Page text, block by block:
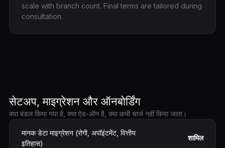
scale with branch count. Final terms are tailored during
consultation.
सेटअप, माइग्रेशन और ऑनबोर्डिंग
क्या बंडल किया गया है, क्या ऐड-ऑन है, क्या कभी चार्ज नहीं किया जाता।
मानक डेटा माइग्रेशन (रोगी, अपॉइंटमेंट, वित्तीय
इतिहास)
शामिल